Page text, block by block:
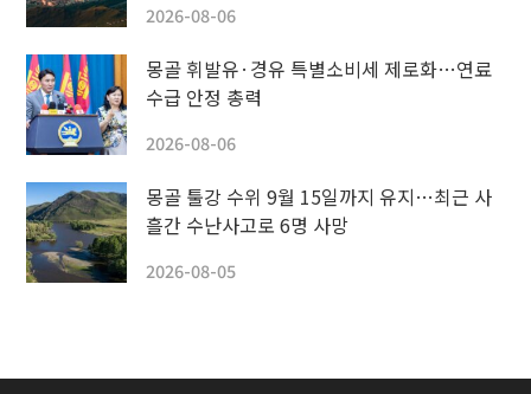
2026-08-06
몽골 휘발유·경유 특별소비세 제로화…연료
수급 안정 총력
2026-08-06
몽골 툴강 수위 9월 15일까지 유지…최근 사
흘간 수난사고로 6명 사망
2026-08-05